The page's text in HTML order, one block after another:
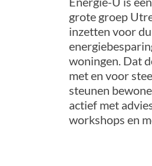
grote groep
inzetten voor
woningen. Dat
met en voor
steunen
actief met
workshops en